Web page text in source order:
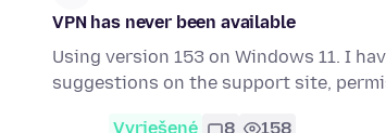
VPN has never been available
Using version 153 on Windows 11. I
suggestions on the support site,
Vyriešené 8 158